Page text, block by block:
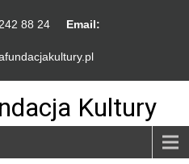
88 24 Email:
Kultury